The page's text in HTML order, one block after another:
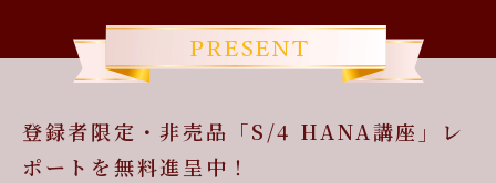
登録者限定・非売品「S/4 HANA講座」レ
ポートを無料進呈中！